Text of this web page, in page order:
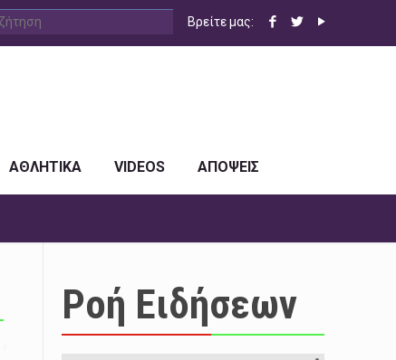
Βρείτε μας:
ΑΘΛΗΤΙΚΑ VIDEOS ΑΠΟΨΕΙΣ
Ροή Ειδήσεων